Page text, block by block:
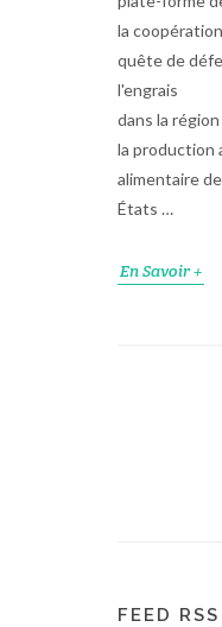
la
quête de
l'engrais
dans la
la production
alimentaire
États …
En Savoir +
FEED RSS